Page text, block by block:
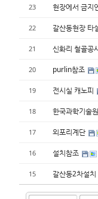
23 현장에서 금지
22 갈산동현장 타
21 신화리 철골공
20 purlin참조
19 전시실 캐노피
18 한국과학기술
17 외포리계단
16 설치참조
15 갈산동2차설치